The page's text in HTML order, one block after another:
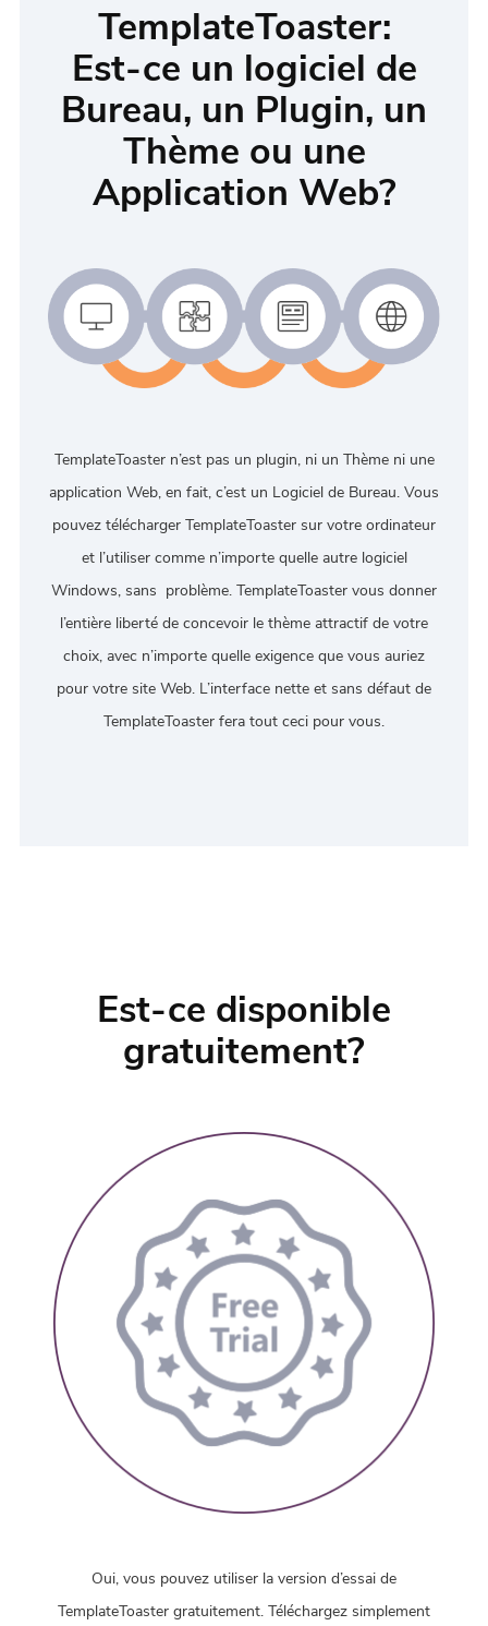
TemplateToaster:
Est-ce un logiciel de
Bureau, un Plugin, un
Thème ou une
Application Web?
TemplateToaster n’est pas un plugin, ni un Thème ni une
application Web, en fait, c’est un Logiciel de Bureau. Vous
pouvez télécharger TemplateToaster sur votre ordinateur
et l’utiliser comme n’importe quelle autre logiciel
Windows, sans problème. TemplateToaster vous donner
l’entière liberté de concevoir le thème attractif de votre
choix, avec n’importe quelle exigence que vous auriez
pour votre site Web. L’interface nette et sans défaut de
TemplateToaster fera tout ceci pour vous.
Est-ce disponible
gratuitement?
Oui, vous pouvez utiliser la version d’essai de
TemplateToaster gratuitement. Téléchargez simplement